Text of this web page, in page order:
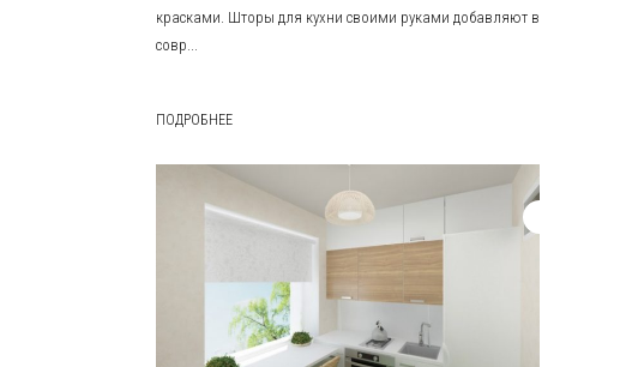
красками. Шторы для кухни своими руками добавляют в
совр...
ПОДРОБНЕЕ